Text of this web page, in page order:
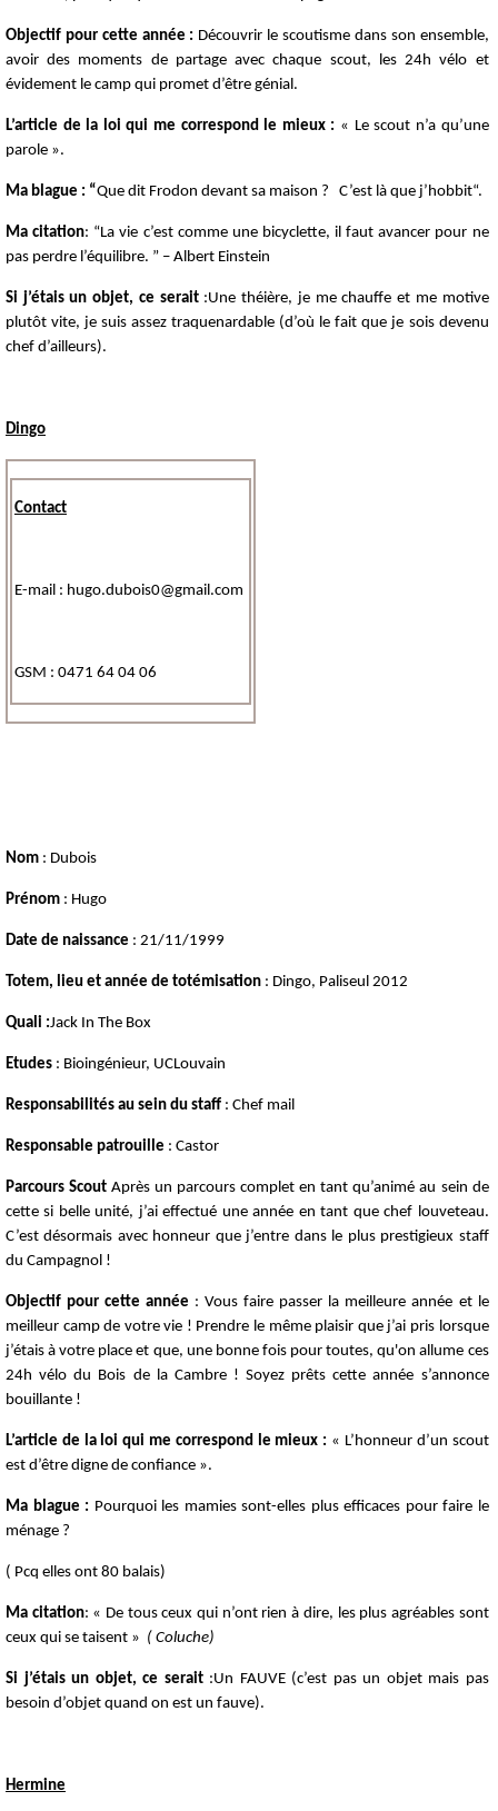
Objectif pour cette année : Découvrir le scoutisme dans son ensemble,
avoir des moments de partage avec chaque scout, les 24h vélo et
évidement le camp qui promet d’être génial.
L’article de la loi qui me correspond le mieux : « Le scout n’a qu’une
parole ».
Ma blague : “Que dit Frodon devant sa maison ? C’est là que j’hobbit“.
Ma citation: “La vie c’est comme une bicyclette, il faut avancer pour ne
pas perdre l’équilibre. ” – Albert Einstein
Si j’étais un objet, ce serait :Une théière, je me chauffe et me motive
plutôt vite, je suis assez traquenardable (d’où le fait que je sois devenu
chef d’ailleurs).
Dingo
Contact
E-mail : hugo.dubois0@gmail.com
GSM : 0471 64 04 06
Nom : Dubois
Prénom : Hugo
Date de naissance : 21/11/1999
Totem, lieu et année de totémisation : Dingo, Paliseul 2012
Quali :Jack In The Box
Etudes : Bioingénieur, UCLouvain
Responsabilités au sein du staff : Chef mail
Responsable patrouille : Castor
Parcours Scout Après un parcours complet en tant qu’animé au sein de
cette si belle unité, j’ai effectué une année en tant que chef louveteau.
C’est désormais avec honneur que j’entre dans le plus prestigieux staff
du Campagnol !
Objectif pour cette année : Vous faire passer la meilleure année et le
meilleur camp de votre vie ! Prendre le même plaisir que j’ai pris lorsque
j’étais à votre place et que, une bonne fois pour toutes, qu'on allume ces
24h vélo du Bois de la Cambre ! Soyez prêts cette année s’annonce
bouillante !
L’article de la loi qui me correspond le mieux : « L’honneur d’un scout
est d’être digne de confiance ».
Ma blague : Pourquoi les mamies sont-elles plus efficaces pour faire le
ménage ?
( Pcq elles ont 80 balais)
Ma citation: « De tous ceux qui n’ont rien à dire, les plus agréables sont
ceux qui se taisent » ( Coluche)
Si j’étais un objet, ce serait :Un FAUVE (c’est pas un objet mais pas
besoin d’objet quand on est un fauve).
Hermine